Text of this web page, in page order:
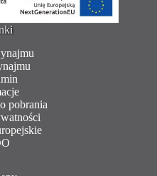
pobrania